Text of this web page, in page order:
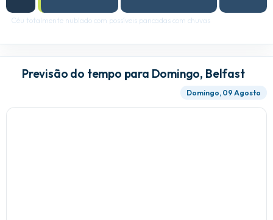
Céu totalmente nublado com possíveis pancadas com chuvas
Previsão do tempo para Domingo, Belfast
Domingo, 09 Agosto